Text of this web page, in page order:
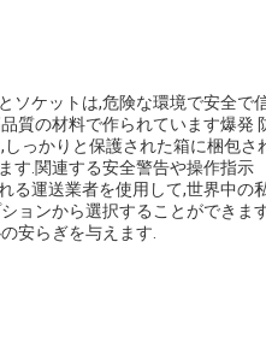
ソケットは,危険な環境で安全
質の材料で作られています爆発
っかりと保護された箱に梱包
す.関連する安全警告や操作指示
る運送業者を使用して,世界中の
ョンから選択することができま
安らぎを与えます.